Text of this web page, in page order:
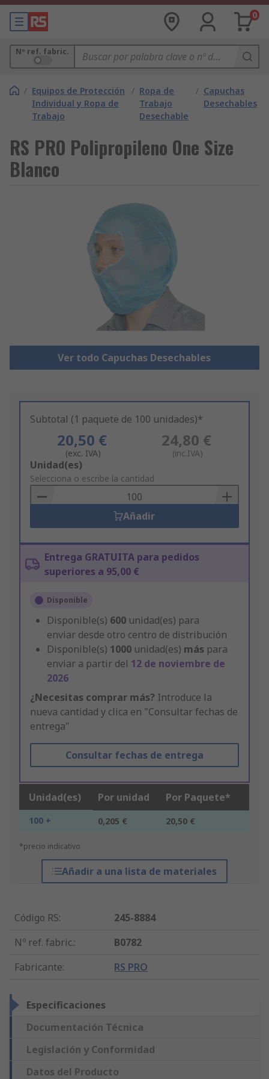
0
Nº ref. fabric.
/ Equipos de Protección
Individual y Ropa de
Trabajo
/ Ropa de
Trabajo
Desechable
/ Capuchas
Desechables
RS PRO Polipropileno One Size
Blanco
Ver todo Capuchas Desechables
Subtotal (1 paquete de 100 unidades)*
20,50 €
(exc. IVA)
24,80 €
(inc.IVA)
Add
to
Basket
Unidad(es)
Selecciona o escribe la cantidad
Añadir
Entrega GRATUITA para pedidos
superiores a 95,00 €
Disponible
Disponible(s) 600 unidad(es) para
enviar desde otro centro de distribución
Disponible(s) 1000 unidad(es) más para
enviar a partir del 12 de noviembre de
2026
¿Necesitas comprar más? Introduce la
nueva cantidad y clica en "Consultar fechas de
entrega"
Consultar fechas de entrega
Unidad(es) Por unidad Por Paquete*
100 + 0,205 € 20,50 €
*precio indicativo
Añadir a una lista de materiales
Código RS:
245-8884
Nº ref. fabric.:
B0782
Fabricante: RS PRO
Especificaciones
Documentación Técnica
Legislación y Conformidad
Datos del Producto